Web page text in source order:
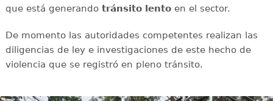
que está generando tránsito lentoen el sector.
De momento las autoridades competentes realizan las
diligencias de ley e investigaciones de este hecho de
violencia que se registró en pleno tránsito.